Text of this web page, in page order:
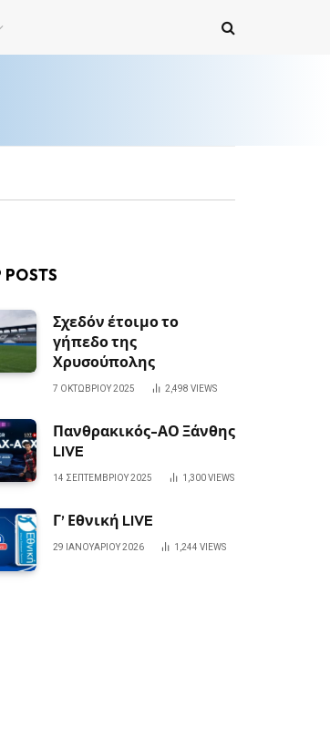
POSTS
Σχεδόν έτοιμο το
γήπεδο της
Χρυσούπολης
7 ΟΚΤΩΒΡΊΟΥ 2025 2,498 VIEWS
Πανθρακικός-ΑΟ Ξάνθης
LIVE
14 ΣΕΠΤΕΜΒΡΊΟΥ 2025 1,300VIEWS
Γ’ Εθνική LIVE
29 ΙΑΝΟΥΑΡΊΟΥ 2026 1,244 VIEWS